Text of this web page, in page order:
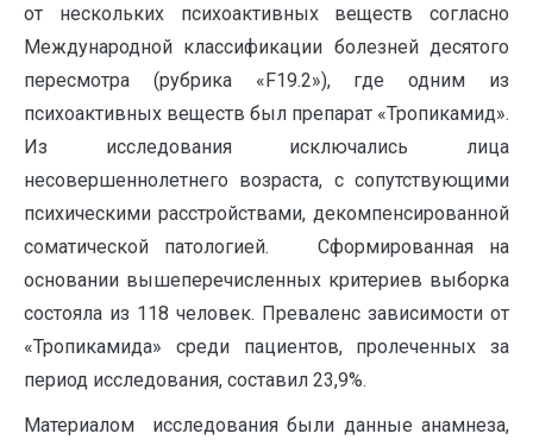
от нескольких психоактивных веществ согласно
Международной классификации болезней десятого
пересмотра (рубрика «F19.2»), где одним из
психоактивных веществ был препарат «Тропикамид».
Из исследования исключались лица
несовершеннолетнего возраста, с сопутствующими
психическими расстройствами, декомпенсированной
соматической патологией. Сформированная на
основании вышеперечисленных критериев выборка
состояла из 118 человек. Преваленс зависимости от
«Тропикамида» среди пациентов, пролеченных за
период исследования, составил 23,9%.
Материалом исследования были данные анамнеза,